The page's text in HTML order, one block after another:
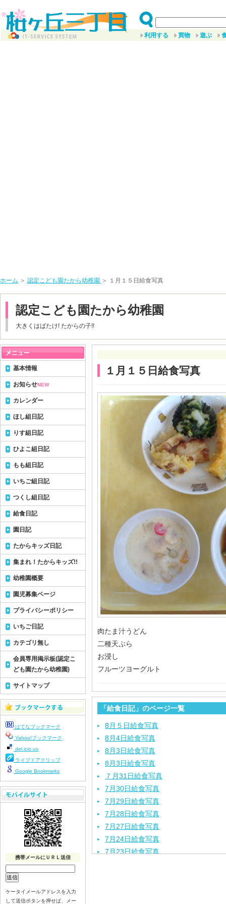
利用する 買物 遊ぶ
ホーム ＞ 認定こども園たから幼稚園 ＞ １月１５日給食写真
認定こども園たから幼稚園
大きくはばたけ! たからの子!!
１月１５日給食写真
肉たま汁うどん
二種天ぷら
お浸し
フルーツヨーグルト
「給食日記」のページ一覧
8月５日給食写真
8月4日給食写真
8月3日給食写真
8月3日給食写真
７月31日給食写真
7月30日給食写真
7月29日給食写真
7月28日給食写真
7月27日給食写真
7月24日給食写真
7月23日給食写真
基本情報
お知らせNEW
カレンダー
ほし組日記
りす組日記
ひよこ組日記
もも組日記
いちご組日記
つくし組日記
給食日記
園日記
たからキッズ日記
集まれ！たからキッズ!!
幼稚園概要
園児募集ページ
プライバシーポリシー
いちご日記
カテゴリ無し
会員専用掲示板(認定こ
ども園たから幼稚園)
サイトマップ
はてなブックマーク
Yahoo!ブックマーク
del.icio.us
ライブドアクリップ
Google Bookmarks
携帯メールにＵＲＬ送信
ケータイメールアドレスを入力
して送信ボタンを押せば、メー